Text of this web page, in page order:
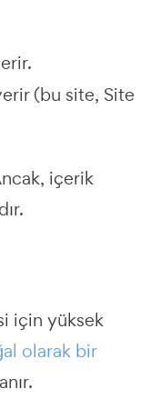
(bu site, Site
içerik
için yüksek
olarak bir